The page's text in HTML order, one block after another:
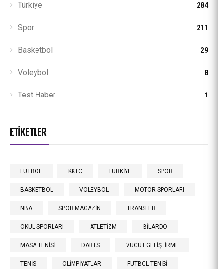
Türkiye 284
Spor 211
Basketbol 29
Voleybol 8
Test Haber 1
ETIKETLER
FUTBOL KKTC TÜRKİYE SPOR
BASKETBOL VOLEYBOL MOTOR SPORLARI
NBA SPOR MAGAZİN TRANSFER
OKUL SPORLARI ATLETİZM BİLARDO
MASA TENİSİ DARTS VÜCUT GELİŞTİRME
TENİS OLİMPİYATLAR FUTBOL TENİSİ